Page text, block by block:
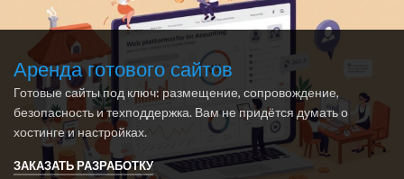
Аренда готового сайтов
Готовые сайты под ключ: размещение, сопровождение,
безопасность и техподдержка. Вам не придётся думать о
хостинге и настройках.
ЗАКАЗАТЬ РАЗРАБОТКУ